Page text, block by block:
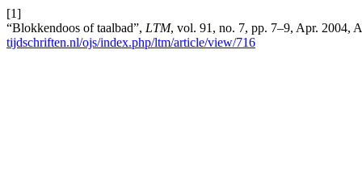
[1]
“Blokkendoos of taalbad”, LTM, vol. 91, no. 7, pp. 7–9, Apr. 2004,
tijdschriften.nl/ojs/index.php/ltm/article/view/716